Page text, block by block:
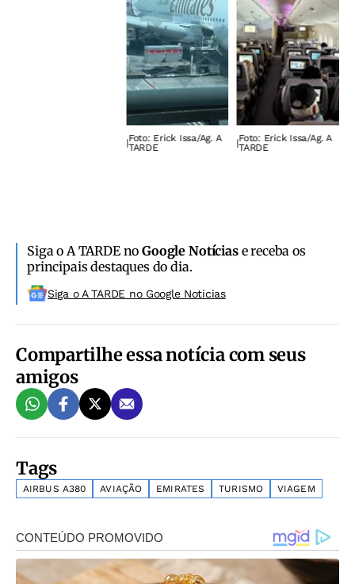
|Foto: Erick Issa/Ag. A
TARDE
|Foto: Erick Issa/Ag. A
TARDE
Siga o A TARDE noGoogle Notíciase receba os
principais destaques do dia.
Siga o A TARDE no Google Noticias
Compartilhe essa notícia com seus
amigos
Tags
AIRBUS A380 AVIAÇÃO EMIRATES TURISMO VIAGEM